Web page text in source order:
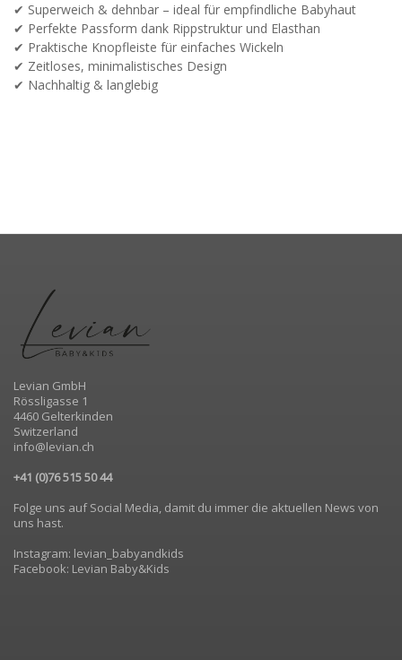
✔ Superweich & dehnbar – ideal für empfindliche Babyhaut
✔ Perfekte Passform dank Rippstruktur und Elasthan
✔ Praktische Knopfleiste für einfaches Wickeln
✔ Zeitloses, minimalistisches Design
✔ Nachhaltig & langlebig
Levian GmbH
Rössligasse 1
4460 Gelterkinden
Switzerland
info@levian.ch
+41 (0)76 515 50 44
Folge uns auf Social Media, damit du immer die aktuellen News von
uns hast.
Instagram: levian_babyandkids
Facebook: Levian Baby&Kids